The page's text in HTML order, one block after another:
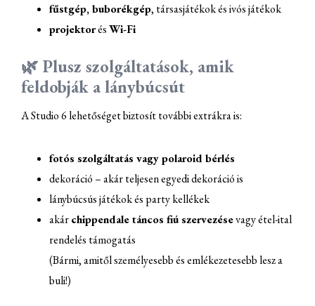
fűstgép, buborékgép, társasjátékok és ivós játékok
projektorésWi-Fi
🌿 Plusz szolgáltatások, amik
feldobják a lánybúcsút
A Studio 6 lehetőséget biztosít további extrákra is:
fotós szolgáltatás vagy polaroid bérlés
dekoráció – akár teljesen egyedi dekoráció is
lánybúcsús játékok és party kellékek
akárchippendale táncos fiú szervezésevagy étel-ital
rendelés támogatás
(Bármi, amitől személyesebb és emlékezetesebb lesz a
buli!)